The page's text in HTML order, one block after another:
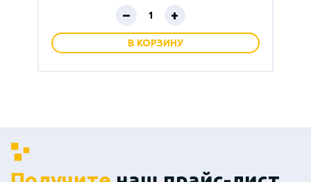
– +
В КОРЗИНУ